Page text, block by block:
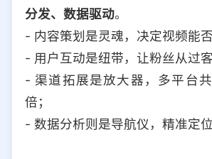
分发、数据驱动。
- 内容策划是灵魂，决定视频能否
- 用户互动是纽带，让粉丝从过客
- 渠道拓展是放大器，多平台
倍；
- 数据分析则是导航仪，精准定位